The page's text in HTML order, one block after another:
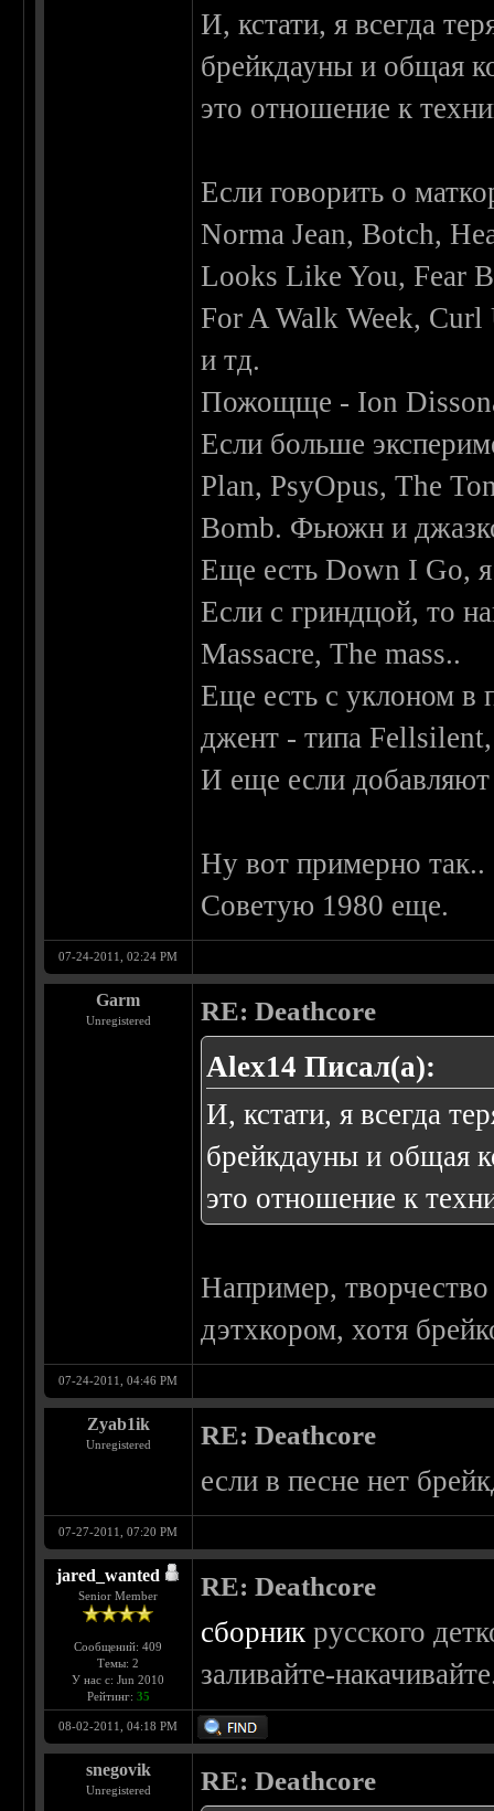
И, кстати, я всегда
брейкдауны и общая
это отношение к
Если говорить о
Norma Jean, Botch,
Looks Like You, Fear
For A Walk Week,
и тд.
Пожощще - Ion
Если больше
Plan, PsyOpus, The
Bomb. Фьюжн и
Еще есть Down I Go,
Если с гриндцой, то
Massacre, The mass..
Еще есть с уклоном в
джент - типа
И еще если
Ну вот примерно так..
Советую 1980 еще.
07-24-2011, 02:24 PM
Garm
Unregistered RE: Deathcore
Alex14 Писал(а):
И, кстати, я всегда
брейкдауны и общая
это отношение к
Например,
дэтхкором, хотя
07-24-2011, 04:46 PM
Zyab1ik
Unregistered RE: Deathcore
если в песне нет
07-27-2011, 07:20 PM
jared_wanted
Senior Member
Сообщений: 409
Темы: 2
У нас с: Jun 2010
Рейтинг: 35
RE: Deathcore
сборник русского
заливайте-
08-02-2011, 04:18 PM
snegovik
Unregistered RE: Deathcore